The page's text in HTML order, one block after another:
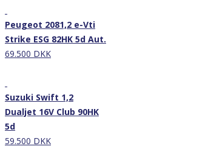
Peugeot 2081,2 e-Vti
Strike ESG 82HK 5d Aut.
69.500 DKK
Suzuki Swift 1,2
Dualjet 16V Club 90HK
5d
59.500 DKK